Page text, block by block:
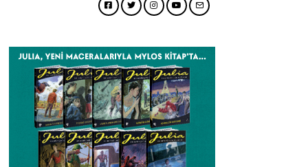
Facebook
TwitterInstagram
YouTubeEmail